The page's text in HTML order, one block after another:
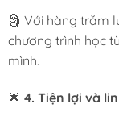
🗿 Với hàng trăm
chương trình học
mình.
🌟 4. Tiện lợi và